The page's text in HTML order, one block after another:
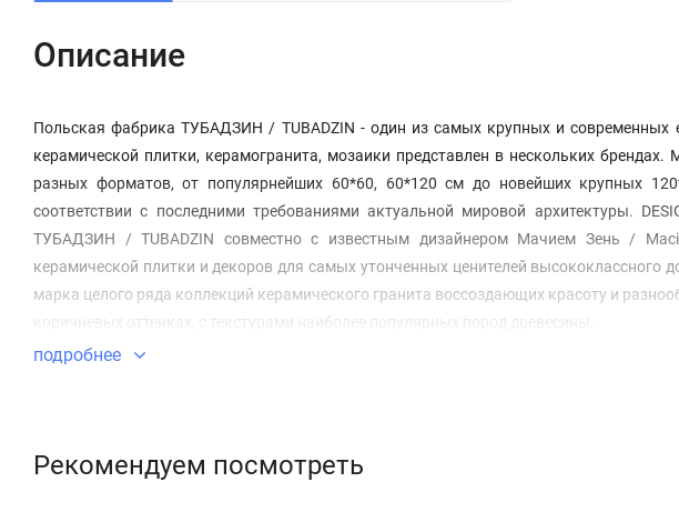
Описание
Польская фабрика ТУБАДЗИН / TUBADZIN - один из самых крупных и современных
керамической плитки, керамогранита, мозаики представлен в нескольких брендах.
разных форматов, от популярнейших 60*60, 60*120 см до новейших крупных
соответствии с последними требованиями актуальной мировой архитектуры.
ТУБАДЗИН / TUBADZIN совместно с известным дизайнером Мачием Зень /
керамической плитки и декоров для самых утонченных ценителей высококлассного
марка целого ряда коллекций керамического гранита воссоздающих красоту и
коричневых оттенках, с текстурами наиболее популярных пород древесины.
подробнее
Рекомендуем посмотреть